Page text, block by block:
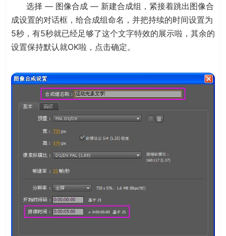
选择 — 图像合成 — 新建合成组，紧接着跳出图像合
成设置的对话框，给合成组命名，并把持续的时间设置为
5秒，有5秒就已经足够了这个文字特效的展示啦，其余的
设置保持默认就OK啦，点击确定。